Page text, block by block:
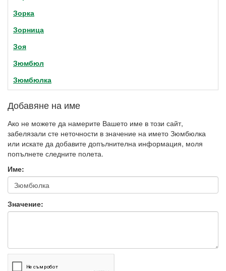
Зорка
Зорница
Зоя
Зюмбюл
Зюмбюлка
Добавяне на име
Ако не можете да намерите Вашето име в този сайт,
забелязали сте неточности в значение на името Зюмбюлка
или искате да добавите допълнителна информация, моля
попълнете следните полета.
Име:
Значение: